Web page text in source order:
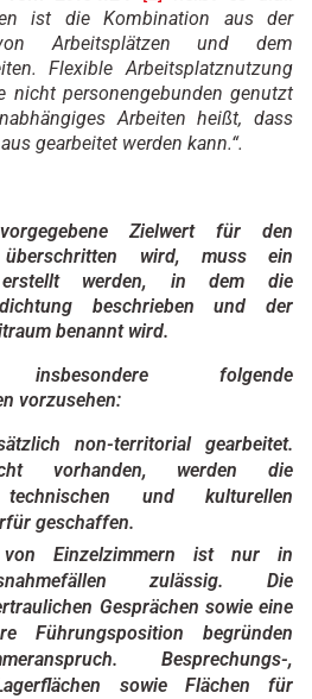
ist die Kombination aus der
Arbeitsplätzen und dem
Flexible Arbeitsplatznutzung
nicht personengebunden genutzt
Arbeiten heißt, dass
gearbeitet werden kann.“.
Zielwert für den
überschritten wird, muss ein
erstellt werden, in dem die
beschrieben und der
benannt wird.
folgende
vorzusehen:
non-territorial gearbeitet.
vorhanden, werden die
technischen und kulturellen
geschaffen.
Einzelzimmern ist nur in
zulässig. Die
Gesprächen sowie eine
Führungsposition begründen
Besprechungs-,
sowie Flächen für